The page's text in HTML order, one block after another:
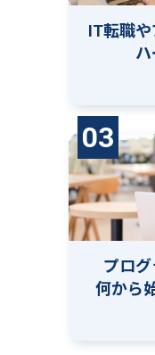
IT転職
03
プロ
何から